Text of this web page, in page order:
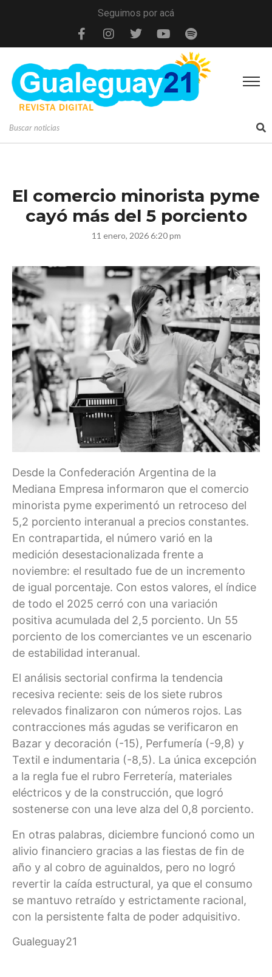
Seguimos por acá
El comercio minorista pyme
cayó más del 5 porciento
11 enero, 2026 6:20 pm
Desde la Confederación Argentina de la
Mediana Empresa informaron que el comercio
minorista pyme experimentó un retroceso del
5,2 porciento interanual a precios constantes.
En contrapartida, el número varió en la
medición desestacionalizada frente a
noviembre: el resultado fue de un incremento
de igual porcentaje. Con estos valores, el índice
de todo el 2025 cerró con una variación
positiva acumulada del 2,5 porciento. Un 55
porciento de los comerciantes ve un escenario
de estabilidad interanual.
El análisis sectorial confirma la tendencia
recesiva reciente: seis de los siete rubros
relevados finalizaron con números rojos. Las
contracciones más agudas se verificaron en
Bazar y decoración (-15), Perfumería (-9,8) y
Textil e indumentaria (-8,5). La única excepción
a la regla fue el rubro Ferretería, materiales
eléctricos y de la construcción, que logró
sostenerse con una leve alza del 0,8 porciento.
En otras palabras, diciembre funcionó como un
alivio financiero gracias a las fiestas de fin de
año y al cobro de aguinaldos, pero no logró
revertir la caída estructural, ya que el consumo
se mantuvo retraído y estrictamente racional,
con la persistente falta de poder adquisitivo.
Gualeguay21